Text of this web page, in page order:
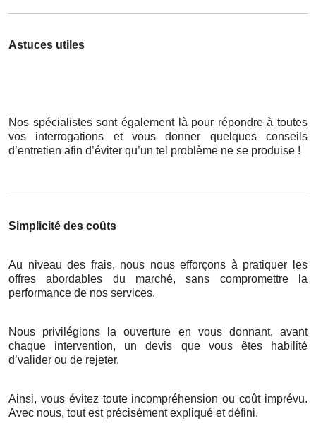
Astuces utiles
Nos spécialistes sont également là pour répondre à toutes
vos interrogations et vous donner quelques conseils
d’entretien afin d’éviter qu’un tel problème ne se produise !
Simplicité des coûts
Au niveau des frais, nous nous efforçons à pratiquer les
offres abordables du marché, sans compromettre la
performance de nos services.
Nous privilégions la ouverture en vous donnant, avant
chaque intervention, un devis que vous êtes habilité
d’valider ou de rejeter.
Ainsi, vous évitez toute incompréhension ou coût imprévu.
Avec nous, tout est précisément expliqué et défini.